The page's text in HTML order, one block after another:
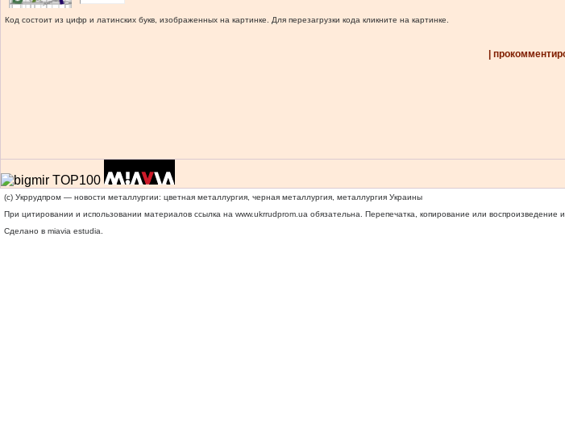
Код состоит из цифр и латинских букв, изображенных на картинке. Для перезагрузки кода кликните на картинке.
|
(c) Укррудпром — новости металлургии: цветная металлургия, черная металлургия, металлургия Украины
При цитировании и использовании материалов ссылка на www.ukrrudprom.ua обязательна. Перепечатка, копирование или
Сделано в miavia estudia.